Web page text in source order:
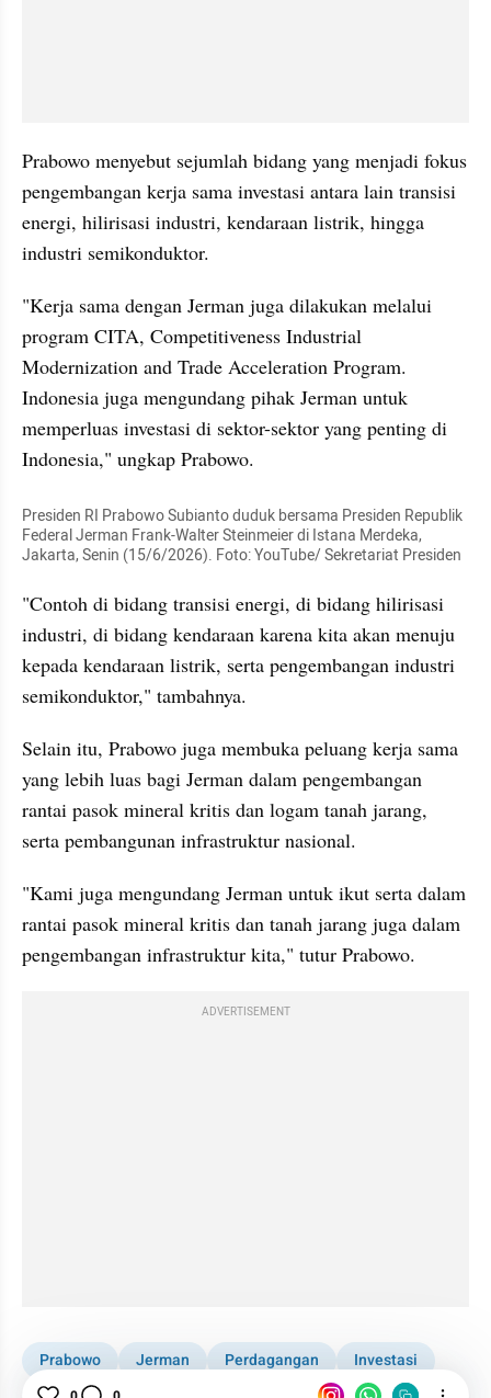
Prabowo menyebut sejumlah bidang yang menjadi fokus
pengembangan kerja sama investasi antara lain transisi
energi, hilirisasi industri, kendaraan listrik, hingga
industri semikonduktor.
"Kerja sama dengan Jerman juga dilakukan melalui
program CITA, Competitiveness Industrial
Modernization and Trade Acceleration Program.
Indonesia juga mengundang pihak Jerman untuk
memperluas investasi di sektor-sektor yang penting di
Indonesia," ungkap Prabowo.
Presiden RI Prabowo Subianto duduk bersama Presiden Republik
Federal Jerman Frank-Walter Steinmeier di Istana Merdeka,
Jakarta, Senin (15/6/2026). Foto: YouTube/ Sekretariat Presiden
"Contoh di bidang transisi energi, di bidang hilirisasi
industri, di bidang kendaraan karena kita akan menuju
kepada kendaraan listrik, serta pengembangan industri
semikonduktor," tambahnya.
Selain itu, Prabowo juga membuka peluang kerja sama
yang lebih luas bagi Jerman dalam pengembangan
rantai pasok mineral kritis dan logam tanah jarang,
serta pembangunan infrastruktur nasional.
"Kami juga mengundang Jerman untuk ikut serta dalam
rantai pasok mineral kritis dan tanah jarang juga dalam
pengembangan infrastruktur kita," tutur Prabowo.
ADVERTISEMENT
Prabowo Jerman Perdagangan
Investasi